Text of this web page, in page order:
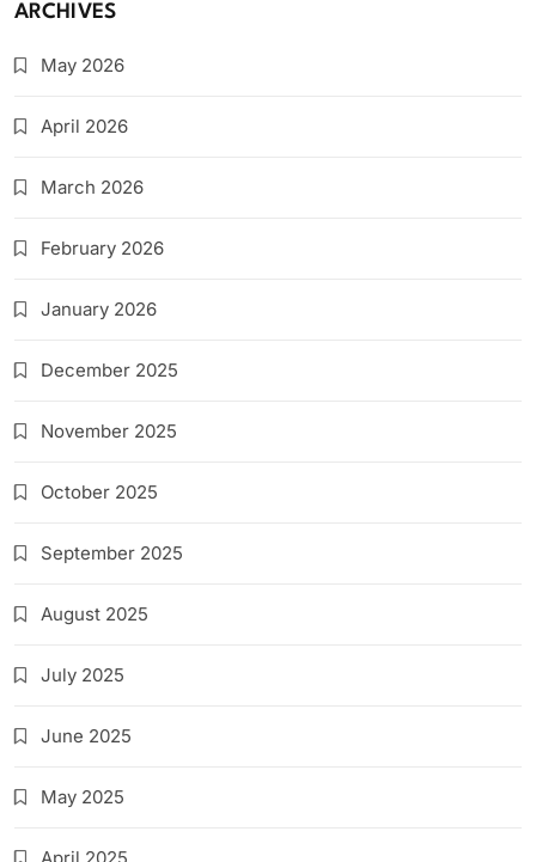
ARCHIVES
May 2026
April 2026
March 2026
February 2026
January 2026
December 2025
November 2025
October 2025
September 2025
August 2025
July 2025
June 2025
May 2025
April 2025